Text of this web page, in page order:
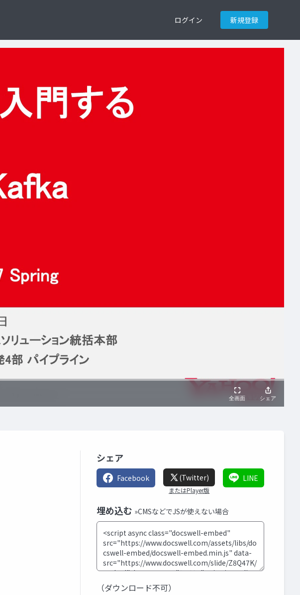
ログイン 新規登録
シェア
Facebook (Twitter)
またはPlayer版
LINE
埋め込む »CMSなどでJSが使えない場合
（ダウンロード不可）